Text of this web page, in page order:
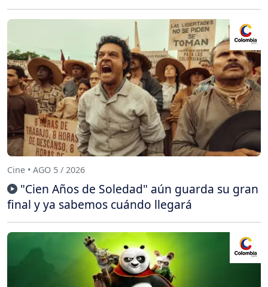
Cine • AGO 5 / 2026
"Cien Años de Soledad" aún guarda su gran
final y ya sabemos cuándo llegará